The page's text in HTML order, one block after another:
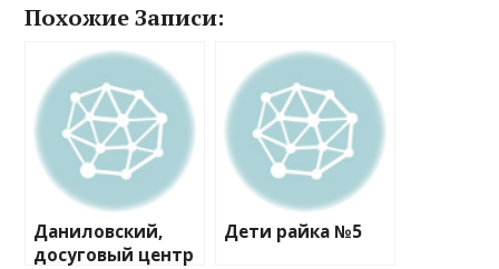
Похожие Записи:
Даниловский,
досуговый центр
Дети райка №5